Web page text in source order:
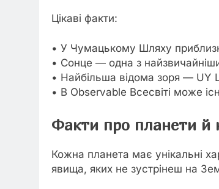
Цікаві факти:
• У Чумацькому Шляху
• Сонце — одна з
• Найбільша відома зоря — UY
• В Observable Всесвіті може
Факти про планети й
Кожна планета має унікальні
явища, яких не зустрінеш на